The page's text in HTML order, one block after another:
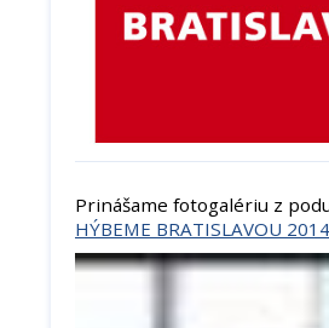
Prinášame fotogalériu z
HÝBEME BRATISLAVOU 2014